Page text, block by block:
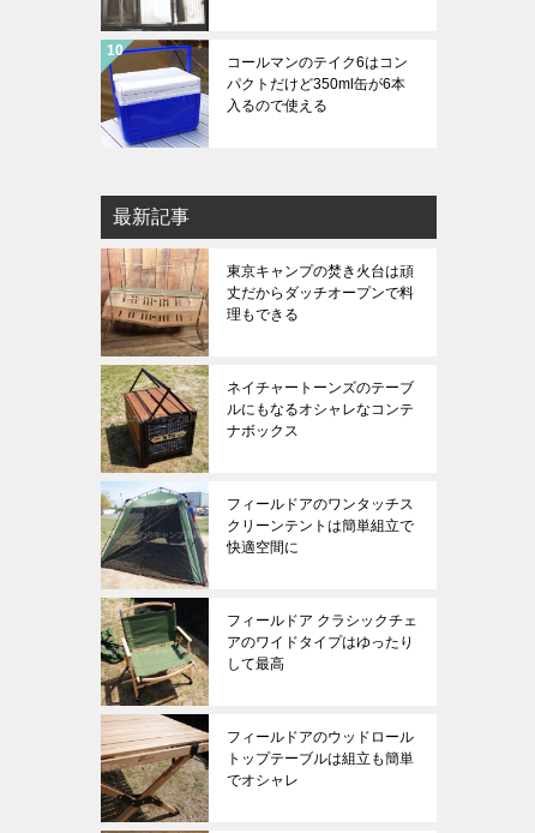
コールマンのテイク6はコン
パクトだけど350ml缶が6本
入るので使える
最新記事
東京キャンプの焚き火台は頑
丈だからダッチオープンで料
理もできる
ネイチャートーンズのテーブ
ルにもなるオシャレなコンテ
ナボックス
フィールドアのワンタッチス
クリーンテントは簡単組立で
快適空間に
フィールドア クラシックチェ
アのワイドタイプはゆったり
して最高
フィールドアのウッドロール
トップテーブルは組立も簡単
でオシャレ